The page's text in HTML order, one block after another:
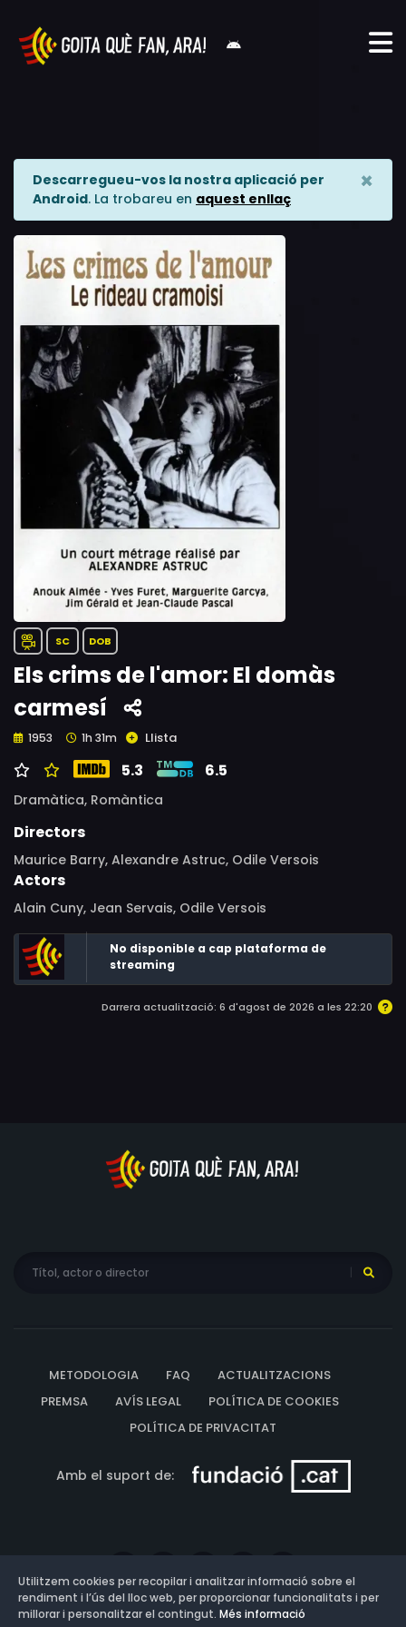
Descarregueu-vos la nostra aplicació per
Android. La trobareu en aquest enllaç
×
SC DOB
Els crims de l'amor: El domàs
carmesí
1953 1h 31m Llista
5.3 6.5
Dramàtica, Romàntica
Directors
Maurice Barry, Alexandre Astruc, Odile Versois
Actors
Alain Cuny, Jean Servais, Odile Versois
No disponible a cap plataforma de
streaming
Darrera actualització: 6 d'agost de 2026 a les 22:20
METODOLOGIA FAQ
ACTUALITZACIONS
PREMSA
AVÍS LEGAL
POLÍTICA DE COOKIES
POLÍTICA DE PRIVACITAT
Amb el suport de:
Utilitzem cookies per recopilar i analitzar informació sobre el
rendiment i l’ús del lloc web, per proporcionar funcionalitats i per
millorar i personalitzar el contingut. Més informació